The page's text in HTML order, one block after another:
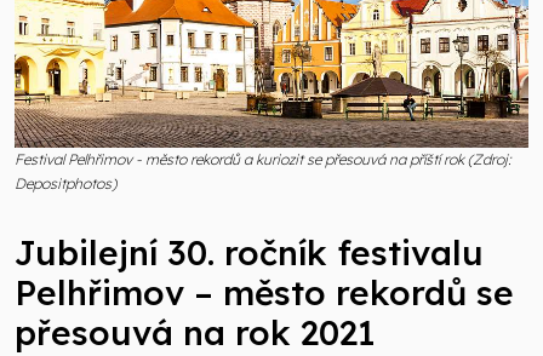
Festival Pelhřimov - město rekordů a kuriozit se přesouvá na příští rok (Zdroj:
Depositphotos)
Jubilejní 30. ročník festivalu
Pelhřimov – město rekordů se
přesouvá na rok 2021